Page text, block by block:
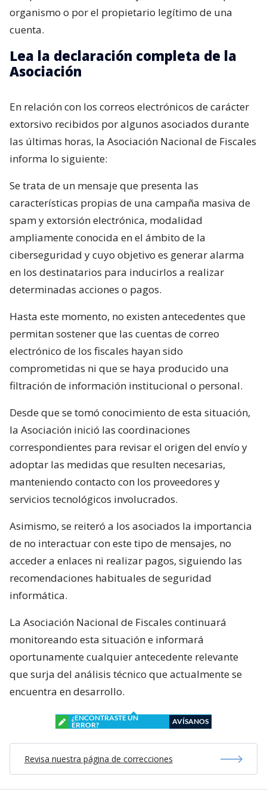
organismo o por el propietario legítimo de una
cuenta.
Lea la declaración completa de la
Asociación
En relación con los correos electrónicos de carácter
extorsivo recibidos por algunos asociados durante
las últimas horas, la Asociación Nacional de Fiscales
informa lo siguiente:
Se trata de un mensaje que presenta las
características propias de una campaña masiva de
spam y extorsión electrónica, modalidad
ampliamente conocida en el ámbito de la
ciberseguridad y cuyo objetivo es generar alarma
en los destinatarios para inducirlos a realizar
determinadas acciones o pagos.
Hasta este momento, no existen antecedentes que
permitan sostener que las cuentas de correo
electrónico de los fiscales hayan sido
comprometidas ni que se haya producido una
filtración de información institucional o personal.
Desde que se tomó conocimiento de esta situación,
la Asociación inició las coordinaciones
correspondientes para revisar el origen del envío y
adoptar las medidas que resulten necesarias,
manteniendo contacto con los proveedores y
servicios tecnológicos involucrados.
Asimismo, se reiteró a los asociados la importancia
de no interactuar con este tipo de mensajes, no
acceder a enlaces ni realizar pagos, siguiendo las
recomendaciones habituales de seguridad
informática.
La Asociación Nacional de Fiscales continuará
monitoreando esta situación e informará
oportunamente cualquier antecedente relevante
que surja del análisis técnico que actualmente se
encuentra en desarrollo.
¿ENCONTRASTE UN
ERROR?
AVÍSANOS
Revisa nuestra página de correcciones